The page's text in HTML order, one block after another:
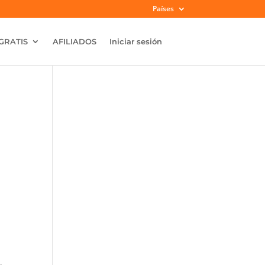
Países
AFILIADOS Iniciar sesión